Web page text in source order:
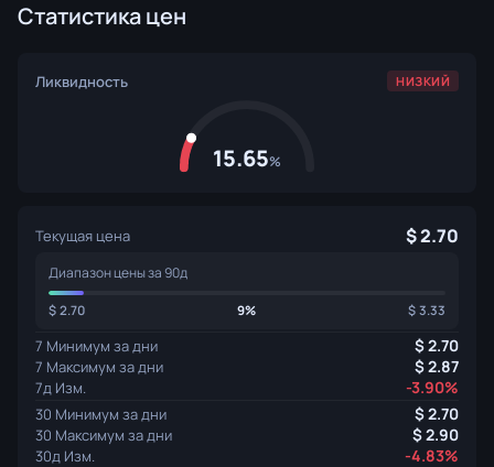
Статистика цен
Ликвидность НИЗКИЙ
15.65%
Текущая цена 2.70
Диапазон цены за 90д
2.70 9% 3.33
7 Минимум за дни 2.70
7 Максимум за дни 2.87
7д Изм. -3.90%
30 Минимум за дни 2.70
30 Максимум за дни 2.90
30д Изм. -4.83%